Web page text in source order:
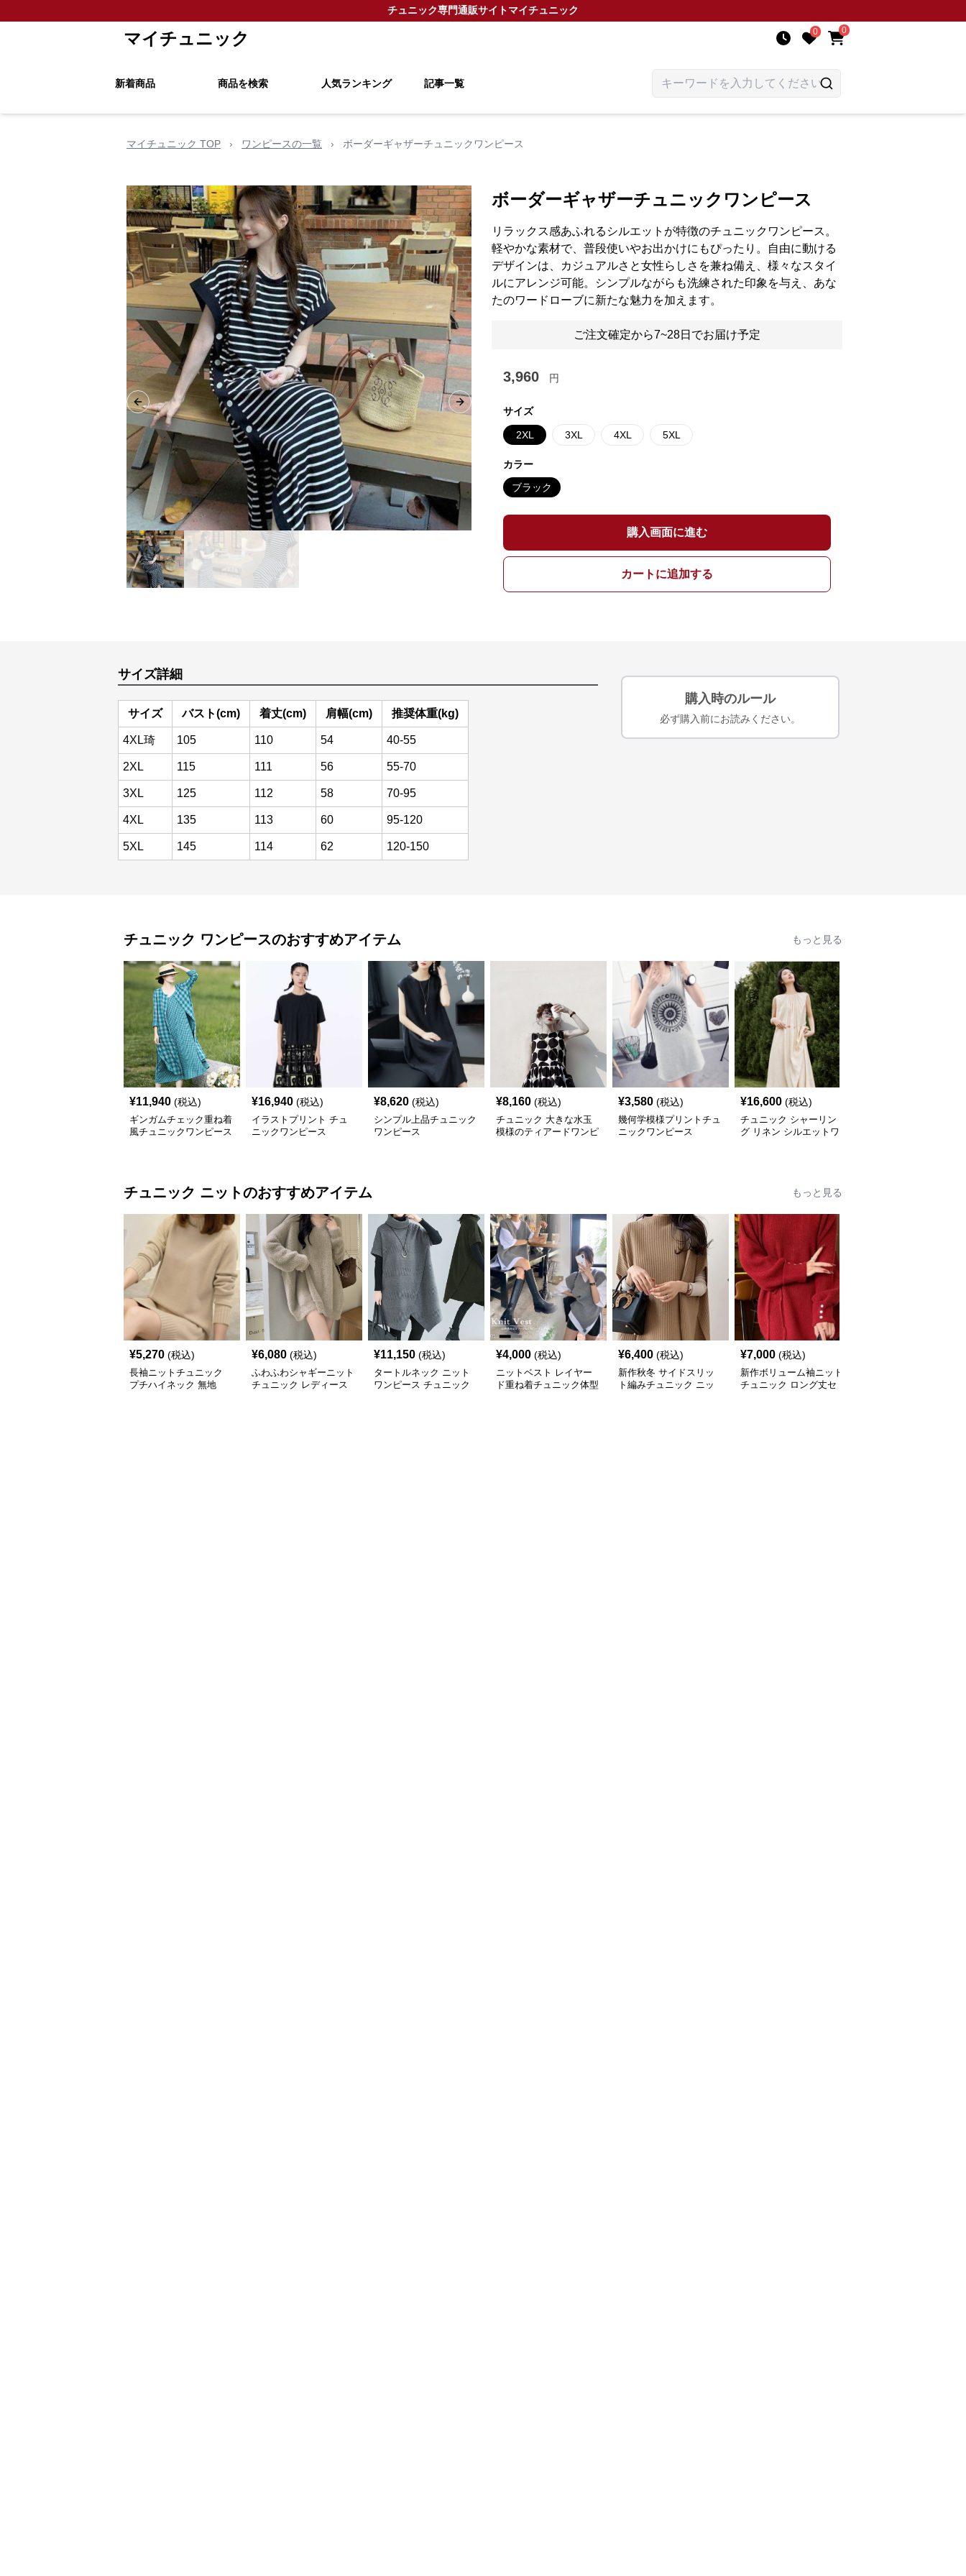
チュニック専門通販サイトマイチュニック
マイチュニック 0 0
新着商品 商品を検索 人気ランキング 記事一覧
マイチュニック TOP › ワンピースの一覧 › ボーダーギャザーチュニックワンピース
Previous slide Next slide
ボーダーギャザーチュニックワンピース
リラックス感あふれるシルエットが特徴のチュニックワンピース。
軽やかな素材で、普段使いやお出かけにもぴったり。自由に動ける
デザインは、カジュアルさと女性らしさを兼ね備え、様々なスタイ
ルにアレンジ可能。シンプルながらも洗練された印象を与え、あな
たのワードローブに新たな魅力を加えます。
ご注文確定から7~28日でお届け予定
3,960 円
サイズ
2XL 3XL 4XL 5XL
カラー
ブラック
購入画面に進む
カートに追加する
サイズ詳細
サイズ バスト(cm) 着丈(cm) 肩幅(cm) 推奨体重(kg)
4XL琦 105 110 54 40-55
2XL 115 111 56 55-70
3XL 125 112 58 70-95
4XL 135 113 60 95-120
5XL 145 114 62 120-150
購入時のルール
必ず購入前にお読みください。
チュニック ワンピースのおすすめアイテム もっと見る
¥11,940 (税込)
ギンガムチェック重ね着
風チュニックワンピース
¥16,940 (税込)
イラストプリント チュ
ニックワンピース
¥8,620 (税込)
シンプル上品チュニック
ワンピース
¥8,160 (税込)
チュニック 大きな水玉
模様のティアードワンピ
¥3,580 (税込)
幾何学模様プリントチュ
ニックワンピース
¥16,600 (税込)
チュニック シャーリン
グ リネン シルエットワ
チュニック ニットのおすすめアイテム もっと見る
¥5,270 (税込)
長袖ニットチュニック
プチハイネック 無地
¥6,080 (税込)
ふわふわシャギーニット
チュニック レディース
¥11,150 (税込)
タートルネック ニット
ワンピース チュニック
¥4,000 (税込)
ニットベスト レイヤー
ド重ね着チュニック体型
¥6,400 (税込)
新作秋冬 サイドスリッ
ト編みチュニック ニッ
¥7,000 (税込)
新作ボリューム袖ニット
チュニック ロング丈セ